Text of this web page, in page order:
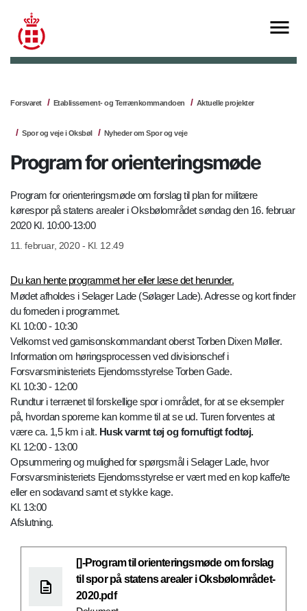
Forsvaret Etablissement- og Terrænkommandoen Aktuelle projekter
Spor og veje i Oksbøl Nyheder om Spor og veje
Program for orienteringsmøde
Program for orienteringsmøde om forslag til plan for militære
kørespor på statens arealer i Oksbølområdet søndag den 16. februar
2020 Kl. 10:00-13:00
11. februar, 2020 - Kl. 12.49
Du kan hente programmet her eller læse det herunder.
Mødet afholdes i Selager Lade (Sølager Lade). Adresse og kort finder
du forneden i programmet.
Kl. 10:00 - 10:30
Velkomst ved garnisonskommandant oberst Torben Dixen Møller.
Information om høringsprocessen ved divisionschef i
Forsvarsministeriets Ejendomsstyrelse Torben Gade.
Kl. 10:30 - 12:00
Rundtur i terrænet til forskellige spor i området, for at se eksempler
på, hvordan sporerne kan komme til at se ud. Turen forventes at
være ca. 1,5 km i alt. Husk varmt tøj og fornuftigt fodtøj.
Kl. 12:00 - 13:00
Opsummering og mulighed for spørgsmål i Selager Lade, hvor
Forsvarsministeriets Ejendomsstyrelse er vært med en kop kaffe/te
eller en sodavand samt et stykke kage.
Kl. 13:00
Afslutning.
[]-Program til orienteringsmøde om forslag
til spor på statens arealer i Oksbølområdet-
2020.pdf